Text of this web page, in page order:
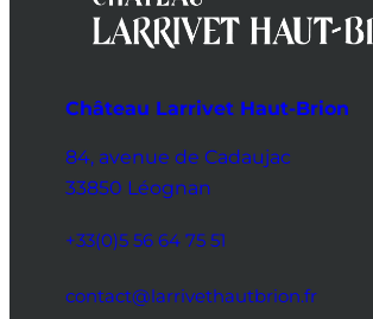
Château Larrivet Haut-Brion
84, avenue de Cadaujac
33850 Léognan
+33(0)5 56 64 75 51
contact@larrivethautbrion.fr